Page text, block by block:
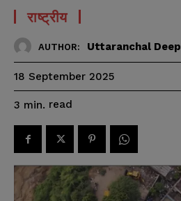
राष्ट्रीय
AUTHOR: Uttaranchal Deep
18 September 2025
3 min. read